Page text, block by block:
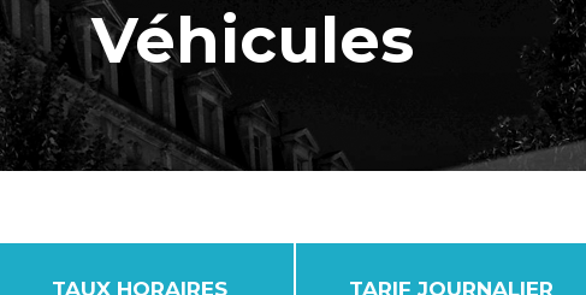
Véhicules
TAUX HORAIRES TARIF JOURNALIER